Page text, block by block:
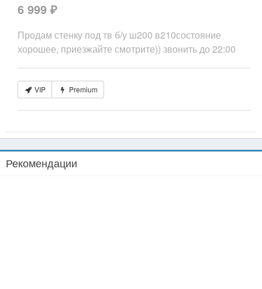
6 999 ₽
Продам стенку под тв б/у ш200 в210состояние
хорошее, приезжайте смотрите)) звонить до 22:00
VIP Premium
Рекомендации